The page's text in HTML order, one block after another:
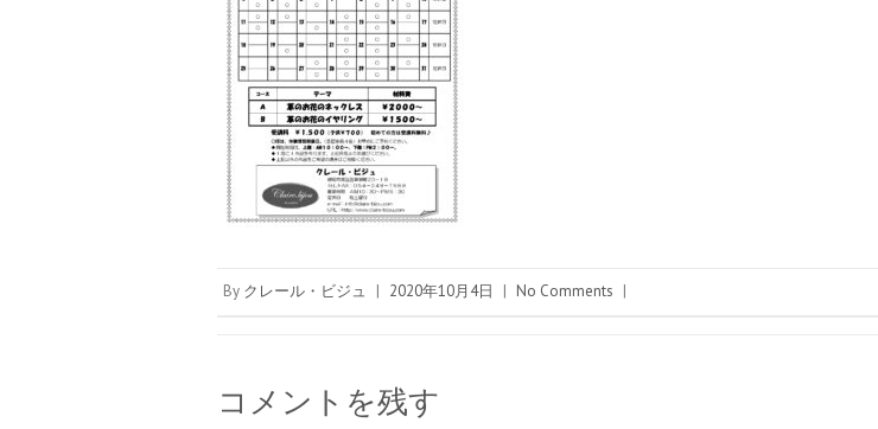
By クレール・ビジュ | 2020年10月4日 | No Comments |
コメントを残す